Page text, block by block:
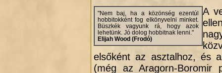
"Nem baj, ha a közönség ezentúl
hobbitokként fog elkönyvelni minket.
Büszkék vagyunk rá, hogy azok
lehetünk. Jó dolog hobbitnak lenni."
Elijah Wood (Frodó)
A
elsőként az asztalhoz, és
(még az Aragorn-Boromir